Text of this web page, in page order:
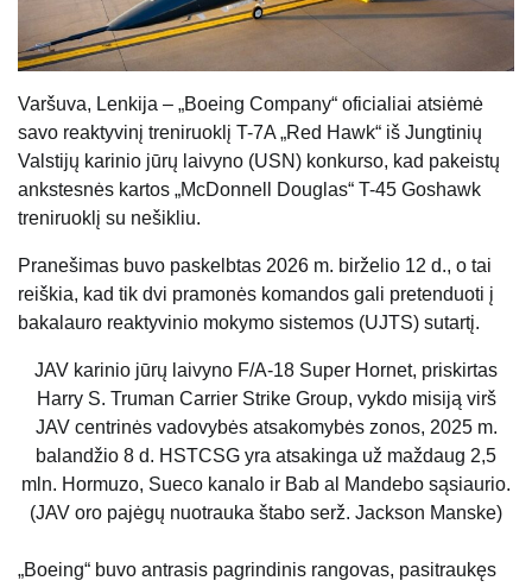
Varšuva, Lenkija – „Boeing Company“ oficialiai atsiėmė
savo reaktyvinį treniruoklį T-7A „Red Hawk“ iš Jungtinių
Valstijų karinio jūrų laivyno (USN) konkurso, kad pakeistų
ankstesnės kartos „McDonnell Douglas“ T-45 Goshawk
treniruoklį su nešikliu.
Pranešimas buvo paskelbtas 2026 m. birželio 12 d., o tai
reiškia, kad tik dvi pramonės komandos gali pretenduoti į
bakalauro reaktyvinio mokymo sistemos (UJTS) sutartį.
JAV karinio jūrų laivyno F/A-18 Super Hornet, priskirtas
Harry S. Truman Carrier Strike Group, vykdo misiją virš
JAV centrinės vadovybės atsakomybės zonos, 2025 m.
balandžio 8 d. HSTCSG yra atsakinga už maždaug 2,5
mln. Hormuzo, Sueco kanalo ir Bab al Mandebo sąsiaurio.
(JAV oro pajėgų nuotrauka štabo serž. Jackson Manske)
„Boeing“ buvo antrasis pagrindinis rangovas, pasitraukęs